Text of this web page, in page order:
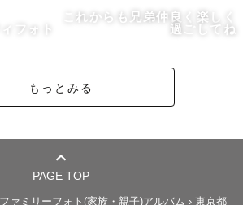
、家族など大切な人といる時の表情を
の源です。カメラマンになったのもそ
の経験が豊富で緊張しすぎず、心落ち
いなと思っています🍀
フォト
これからも兄弟仲良く楽しく
過ごしてね
もっとみる
PAGE TOP
ファミリーフォト(家族・親子)アルバム › 東京都